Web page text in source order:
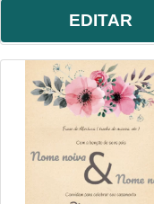
EDITAR